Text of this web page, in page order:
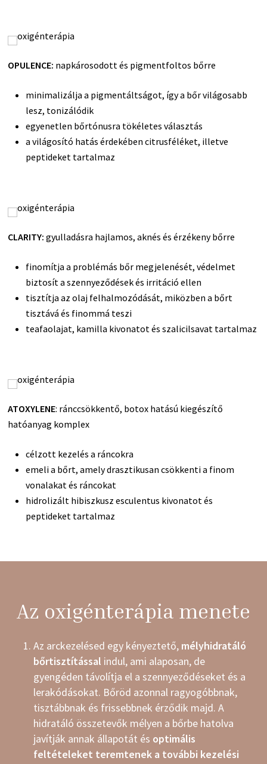
OPULENCE: napkárosodott és pigmentfoltos bőrre
minimalizálja a pigmentáltságot, így a bőr világosabb
lesz, tonizálódik
egyenetlen bőrtónusra tökéletes választás
a világosító hatás érdekében citrusféléket, illetve
peptideket tartalmaz
CLARITY: gyulladásra hajlamos, aknés és érzékeny bőrre
finomítja a problémás bőr megjelenését, védelmet
biztosít a szennyeződések és irritáció ellen
tisztítja az olaj felhalmozódását, miközben a bőrt
tisztává és finommá teszi
teafaolajat, kamilla kivonatot és szalicilsavat tartalmaz
ATOXYLENE: ránccsökkentő, botox hatású kiegészítő
hatóanyag komplex
célzott kezelés a ráncokra
emeli a bőrt, amely drasztikusan csökkenti a finom
vonalakat és ráncokat
hidrolizált hibiszkusz esculentus kivonatot és
peptideket tartalmaz
Az oxigénterápia menete
Az arckezelésed egy kényeztető, mélyhidratáló
bőrtisztítással indul, ami alaposan, de
gyengéden távolítja el a szennyeződéseket és a
lerakódásokat. Bőröd azonnal ragyogóbbnak,
tisztábbnak és frissebbnek érződik majd. A
hidratáló összetevők mélyen a bőrbe hatolva
javítják annak állapotát és optimális
feltételeket teremtenek a további kezelési